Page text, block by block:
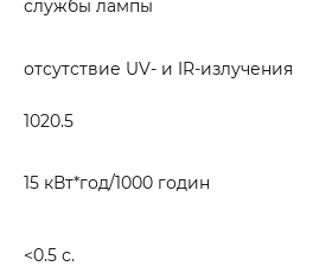
службы лампы
отсутствие UV- и IR-излучения
1020.5
15 кВт*год/1000 годин
<0.5 с.